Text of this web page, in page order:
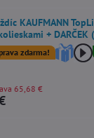
KAUFMANN
+ DARČEK
zdarma!
65,68 €